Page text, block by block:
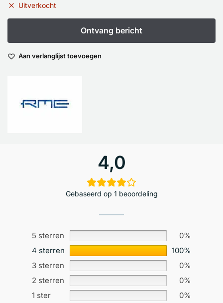
Uitverkocht
Aan verlanglijst toevoegen
4,0
Gebaseerd op 1 beoordeling
5 sterren
0%
4 sterren
100%
3 sterren
0%
2 sterren
0%
1 ster
0%